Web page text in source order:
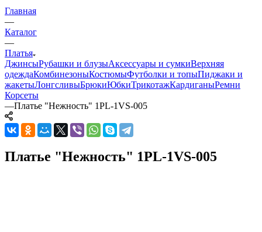
Главная
—
Каталог
—
Платья
ДжинсыРубашки и блузыАксессуары и сумкиВерхняя
одеждаКомбинезоныКостюмыФутболки и топыПиджаки и
жакетыЛонгсливыБрюкиЮбкиТрикотажКардиганыРемни
Корсеты
—Платье "Нежность" 1PL-1VS-005
Платье "Нежность" 1PL-1VS-005